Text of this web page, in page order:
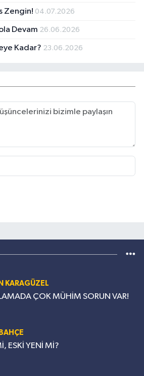
Zengin! 04.07.2026
Devam 26.06.2026
Kadar? 23.06.2026
KARAGÜZEL
ÇOK MÜHİM SORUN VAR!
ESKİ YENİ Mİ?